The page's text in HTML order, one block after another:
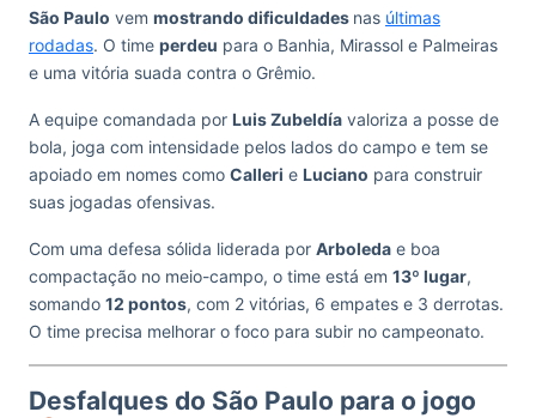
São Paulo vem mostrando dificuldades nas últimas
rodadas. O time perdeu para o Banhia, Mirassol e Palmeiras
e uma vitória suada contra o Grêmio.
A equipe comandada por Luis Zubeldía valoriza a posse de
bola, joga com intensidade pelos lados do campo e tem se
apoiado em nomes como Calleri e Luciano para construir
suas jogadas ofensivas.
Com uma defesa sólida liderada por Arboleda e boa
compactação no meio-campo, o time está em 13º lugar,
somando 12 pontos, com 2 vitórias, 6 empates e 3 derrotas.
O time precisa melhorar o foco para subir no campeonato.
Desfalques do São Paulo para o jogo